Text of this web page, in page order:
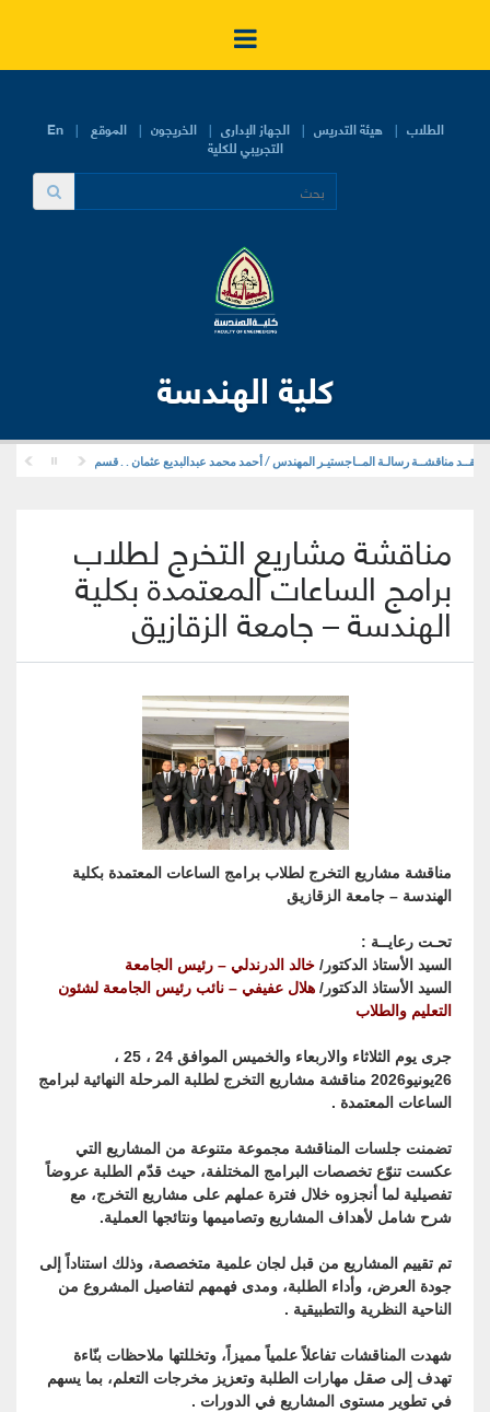
En الطلاب هيئة التدريس الجهاز الإدارى الخريجون الموقع
التجريبي للكلية
كلية الهندسة
مناقشــة رسالـة المــاجستيـر المهندس / أحمد محمد عبدالبديع عثمان . . قسم هندسة التشييد
مناقشة مشاريع التخرج لطلاب
برامج الساعات المعتمدة بكلية
الهندسة – جامعة الزقازيق
مناقشة مشاريع التخرج لطلاب برامج الساعات المعتمدة بكلية
الهندسة – جامعة الزقازيق
تحـت رعايــة :
السيد الأستاذ الدكتور/ خالد الدرندلي – رئيس الجامعة
السيد الأستاذ الدكتور/ هلال عفيفي – نائب رئيس الجامعة لشئون
التعليم والطلاب
جرى يوم الثلاثاء والاربعاء والخميس الموافق 24 ، 25 ،
26يونيو2026 مناقشة مشاريع التخرج لطلبة المرحلة النهائية لبرامج
الساعات المعتمدة .
تضمنت جلسات المناقشة مجموعة متنوعة من المشاريع التي
عكست تنوّع تخصصات البرامج المختلفة، حيث قدّم الطلبة عروضاً
تفصيلية لما أنجزوه خلال فترة عملهم على مشاريع التخرج، مع
شرح شامل لأهداف المشاريع وتصاميمها ونتائجها العملية.
تم تقييم المشاريع من قبل لجان علمية متخصصة، وذلك استناداً إلى
جودة العرض، وأداء الطلبة، ومدى فهمهم لتفاصيل المشروع من
الناحية النظرية والتطبيقية .
شهدت المناقشات تفاعلاً علمياً مميزاً، وتخللتها ملاحظات بنّاءة
تهدف إلى صقل مهارات الطلبة وتعزيز مخرجات التعلم، بما يسهم
في تطوير مستوى المشاريع في الدورات .